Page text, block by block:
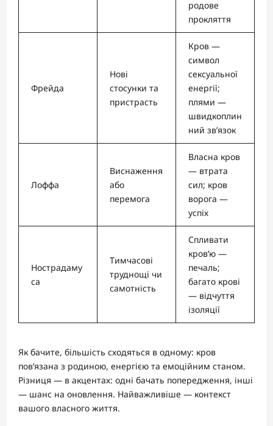
родове
прокляття
Фрейда
Нові
стосунки та
пристрасть
Кров —
символ
сексуальної
енергії;
плями —
швидкоплин
ний зв’язок
Лоффа
Виснаження
або
перемога
Власна кров
— втрата
сил; кров
ворога —
успіх
Нострадаму
са
Тимчасові
труднощі чи
самотність
Спливати
кров’ю —
печаль;
багато крові
— відчуття
ізоляції
Як бачите, більшість сходяться в одному: кров
пов’язана з родиною, енергією та емоційним станом.
Різниця — в акцентах: одні бачать попередження, інші
— шанс на оновлення. Найважливіше — контекст
вашого власного життя.